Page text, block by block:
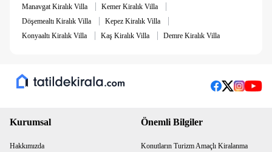
Manavgat Kiralık Villa | Kemer Kiralık Villa |
Döşemealtı Kiralık Villa | Kepez Kiralık Villa |
Konyaaltı Kiralık Villa | Kaş Kiralık Villa | Demre Kiralık Villa
Kurumsal
Hakkımızda
Önemli Bilgiler
Konutların Turizm Amaçlı Kiralanma